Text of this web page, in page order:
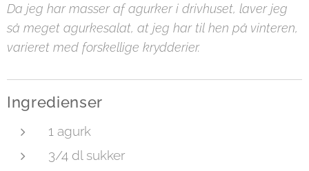
Da jeg har masser af agurker i drivhuset, laver jeg
så meget agurkesalat, at jeg har til hen på vinteren,
varieret med forskellige krydderier.
Ingredienser
1 agurk
3/4 dl sukker